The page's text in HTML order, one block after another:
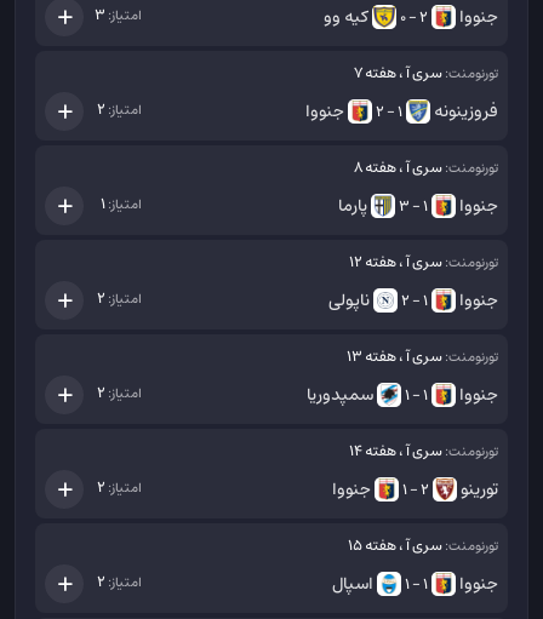
جنووا 2 - 0 کیه وو امتیاز: 3
تورنومنت:سری آ ، هفته 7
فروزینونه 1 - 2 جنووا امتیاز: 2
تورنومنت:سری آ ، هفته 8
جنووا 1 - 3 پارما امتیاز:1
تورنومنت:سری آ ، هفته 12
جنووا 1 - 2 ناپولی امتیاز: 2
تورنومنت:سری آ ، هفته 13
جنووا 1 - 1 سمپدوریا امتیاز: 2
تورنومنت:سری آ ، هفته 14
تورینو 2 - 1 جنووا امتیاز: 2
تورنومنت:سری آ ، هفته 15
جنووا 1 - 1 اسپال امتیاز: 2